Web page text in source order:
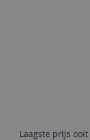
Laagste prijs ooit